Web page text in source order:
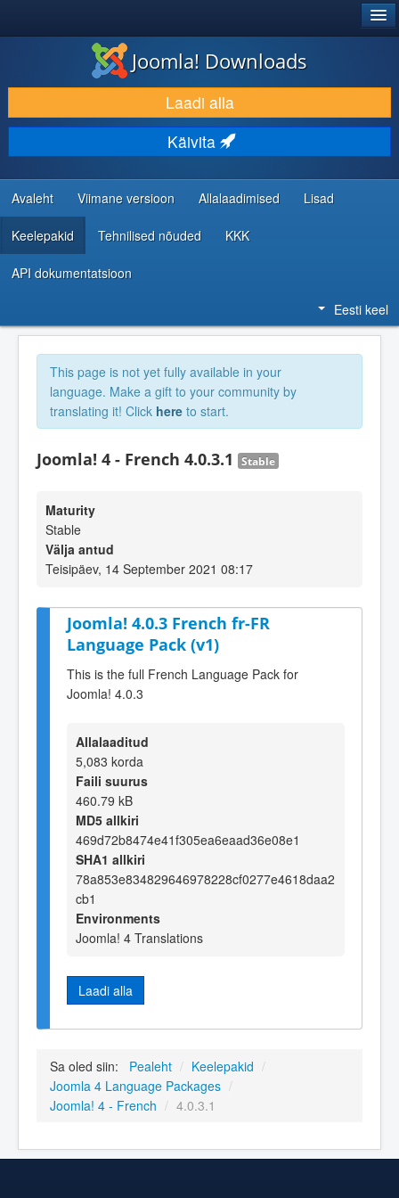
LAADI ALLA JA LAIENDA
AVASTA JA ÕPI
KOGUKOND JA KASUTAJATUGI
RESSURSID ARENDAJATELE
Joomla! Downloads
Laadi alla
Käivita
Avaleht Viimane versioon Allalaadimised Lisad
Keelepakid Tehnilised nõuded KKK
API dokumentatsioon
Eesti keel
This page is not yet fully available in your
language. Make a gift to your community by
translating it! Click here to start.
Joomla! 4 - French 4.0.3.1 Stable
Maturity
Stable
Välja antud
Teisipäev, 14 September 2021 08:17
Joomla! 4.0.3 French fr-FR
Language Pack (v1)
This is the full French Language Pack for
Joomla! 4.0.3
Allalaaditud
5,083 korda
Faili suurus
460.79 kB
MD5 allkiri
469d72b8474e41f305ea6eaad36e08e1
SHA1 allkiri
78a853e834829646978228cf0277e4618daa2
cb1
Environments
Joomla! 4 Translations
Laadi alla
Sa oled siin: Pealeht / Keelepakid /
Joomla 4 Language Packages /
Joomla! 4 - French / 4.0.3.1